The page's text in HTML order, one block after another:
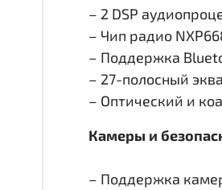
– 2 DSP
– Чип радио
– Поддержка
– 27-полосный
– Оптический и
Камеры и
– Поддержка